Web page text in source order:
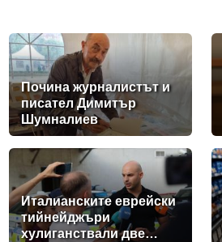
Почина журналистът и
писател Димитър
Шумналиев
Италианските еврейски
тийнейджъри
хулиганствали две